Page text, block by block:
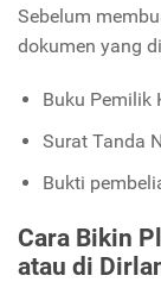
Sebelum
dokumen yang
Buku Pemilik
Surat Tanda
Bukti
Cara Bikin
atau di